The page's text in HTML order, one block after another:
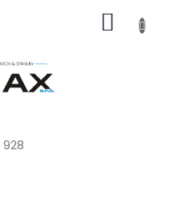
KOŠÍK
928